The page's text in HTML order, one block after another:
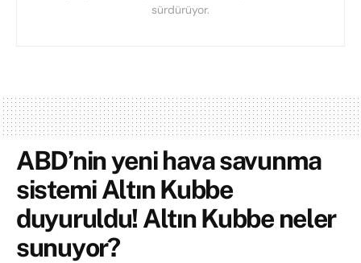
sürdürüyor.
ABD’nin yeni hava savunma
sistemi Altın Kubbe
duyuruldu! Altın Kubbe neler
sunuyor?